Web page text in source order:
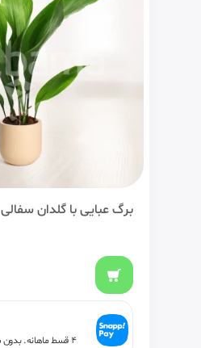
برگ عبایی با گلدان سفالی
۴ قسط ماهانه. بدون سود، چک و ضامن.